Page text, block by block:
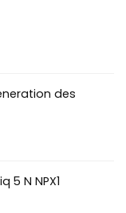
des
5 N NPX1